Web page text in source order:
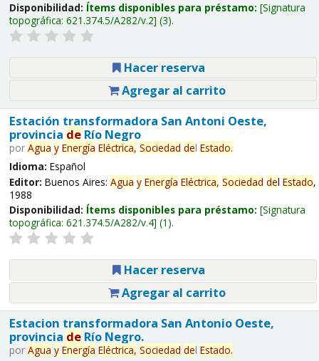
Disponibilidad: Ítems disponibles para préstamo: Signatura
topográfica: 621.374.5/A282/v.2 (3).
Hacer reserva
Agregar al carrito
Estación transformadora San Antoni Oeste,
provincia deRío Negro
por Agua y Energía Eléctrica, Sociedad del Estado.
Idioma: Español
Editor: Buenos Aires: Agua y Energía Eléctrica, Sociedad del Estado,
1988
Disponibilidad: Ítems disponibles para préstamo: Signatura
topográfica: 621.374.5/A282/v.4 (1).
Hacer reserva
Agregar al carrito
Estacion transformadora San Antonio Oeste,
provincia deRío Negro.
por Agua y Energía Eléctrica, Sociedad del Estado.